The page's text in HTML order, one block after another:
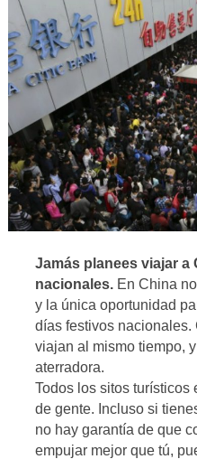
Jamás planees viajar a
nacionales. En China
y la única oportunidad
días festivos
viajan al mismo tiempo,
aterradora.
Todos los sitos turísticos
de gente. Incluso si
no hay garantía de que
empujar mejor que tú,